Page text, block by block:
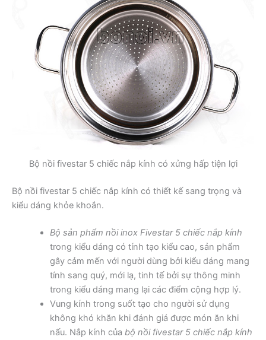
Bộ nồi fivestar 5 chiếc nắp kính có xửng hấp tiện lợi
Bộ nồi fivestar 5 chiếc nắp kính có thiết kế sang trọng và
kiểu dáng khỏe khoắn.
Bộ sản phẩm nồi inox Fivestar 5 chiếc nắp kính
trong kiểu dáng có tính tạo kiểu cao, sản phẩm
gây cảm mến với người dùng bởi kiểu dáng mang
tính sang quý, mới lạ, tinh tế bởi sự thông minh
trong kiểu dáng mang lại các điểm cộng hợp lý.
Vung kính trong suốt tạo cho người sử dụng
không khó khăn khi đánh giá được món ăn khi
nấu. Nắp kính của bộ nồi fivestar 5 chiếc nắp kính